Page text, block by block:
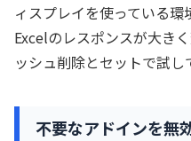
ィスプレイを使っている
Excelのレスポンスが大き
ッシュ削除とセットで試し
不要なアドインを無